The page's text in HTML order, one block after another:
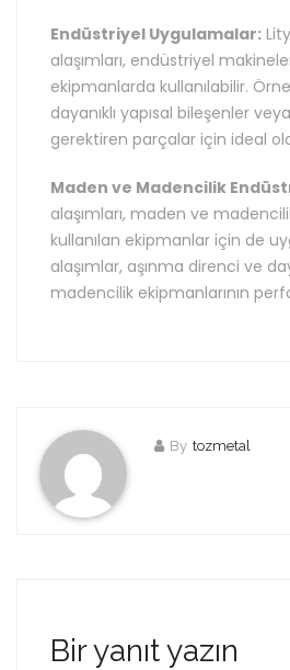
Endüstriyel Uygulamalar:
alaşımları, endüstriyel
ekipmanlarda kullanılabilir.
dayanıklı yapısal bileşenler
gerektiren parçalar için ideal
Maden ve Madencilik
alaşımları, maden ve
kullanılan ekipmanlar için de
alaşımlar, aşınma direnci ve
madencilik ekipmanlarının
By tozmetal
Bir yanıt yazın